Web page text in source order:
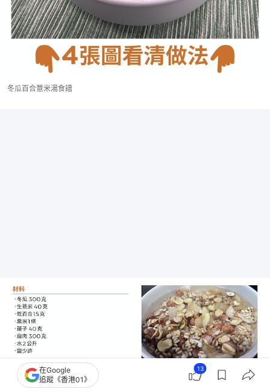
冬瓜百合薏米湯食譜
在Google
追蹤《香港01》
13